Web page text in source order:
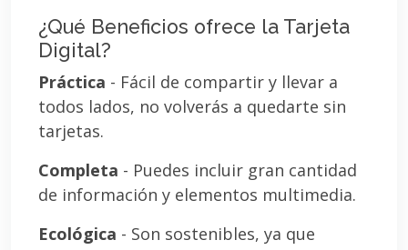
¿Qué Beneficios ofrece la Tarjeta
Digital?
Práctica - Fácil de compartir y llevar a
todos lados, no volverás a quedarte sin
tarjetas.
Completa - Puedes incluir gran cantidad
de información y elementos multimedia.
Ecológica - Son sostenibles, ya que